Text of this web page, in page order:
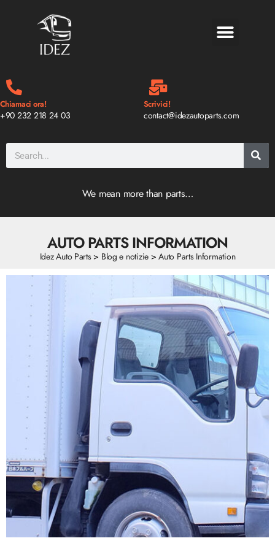
Chiamaci ora!
+90 232 218 24 03
Scrivici!
contact@idezautoparts.com
We mean more than parts…
AUTO PARTS INFORMATION
Idez Auto Parts> Blog e notizie >Auto Parts Information